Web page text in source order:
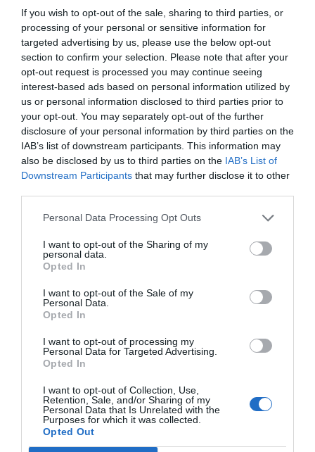
If you wish to opt-out of the sale, sharing to third parties, or
processing of your personal or sensitive information for
targeted advertising by us, please use the below opt-out
section to confirm your selection. Please note that after your
opt-out request is processed you may continue seeing
interest-based ads based on personal information utilized by
us or personal information disclosed to third parties prior to
your opt-out. You may separately opt-out of the further
disclosure of your personal information by third parties on the
IAB’s list of downstream participants. This information may
also be disclosed by us to third parties on the IAB’s List of
Downstream Participants that may further disclose it to other
Personal Data Processing Opt Outs
I want to opt-out of the Sharing of my
personal data.
Opted In
I want to opt-out of the Sale of my
Personal Data.
Opted In
I want to opt-out of processing my
Personal Data for Targeted Advertising.
Opted In
I want to opt-out of Collection, Use,
Retention, Sale, and/or Sharing of my
Personal Data that Is Unrelated with the
Purposes for which it was collected.
Opted Out
Οικουμενικό Πατριαρχείο για ομόφυλα: Μία μόνο η αποδεκτή
μορφή γάμου
Κορυδαλλός: Βίντεο ντοκουμέντο από την δολοφονία 35χρονου
στις φυλακές